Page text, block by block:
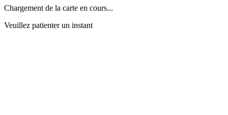
Chargement de la carte en cours...
Veuillez patienter un instant